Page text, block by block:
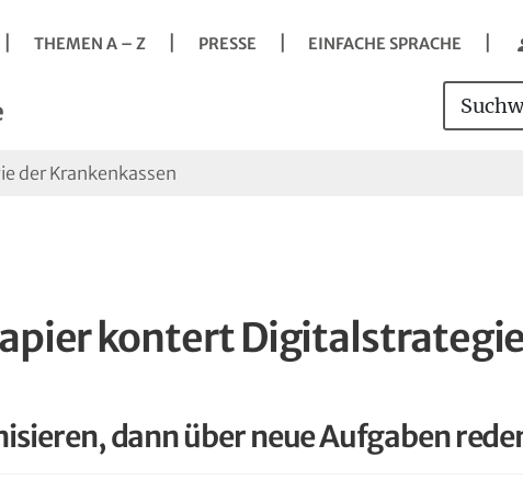
THEMEN A – Z PRESSE EINFACHE SPRACHE
der Taste Enter Untermenü öffnen.
der Krankenkassen
kontert
dann über neue Aufgaben